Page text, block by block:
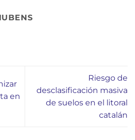
en
Riesgo de
desclasificación masiva
de suelos en el litoral
catalán